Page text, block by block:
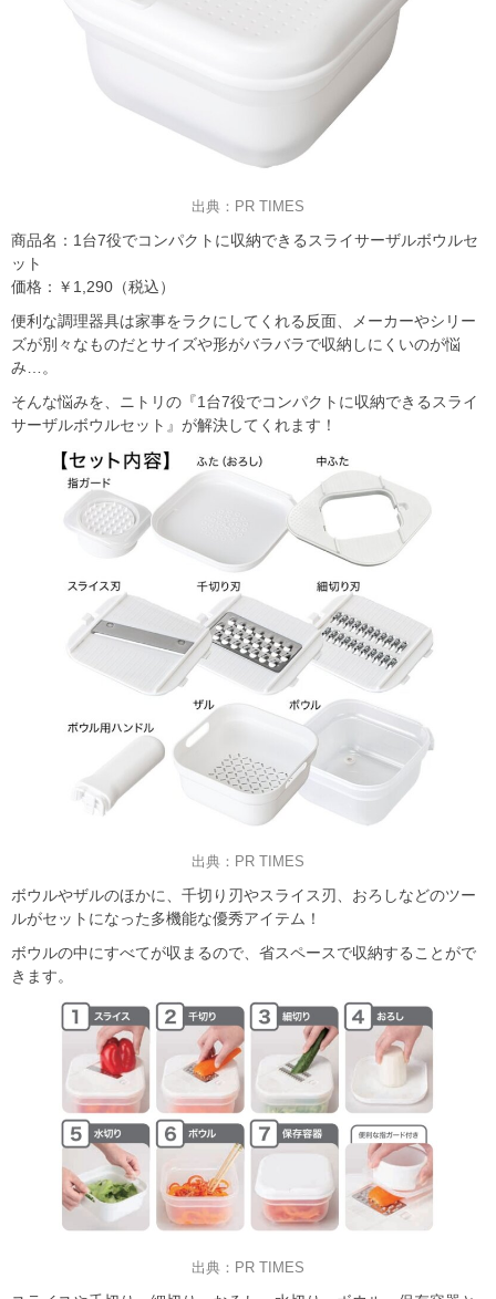
出典：PR TIMES
商品名：1台7役でコンパクトに収納できるスライサーザルボウルセ
ット
価格：￥1,290（税込）
便利な調理器具は家事をラクにしてくれる反面、メーカーやシリー
ズが別々なものだとサイズや形がバラバラで収納しにくいのが悩
み…。
そんな悩みを、ニトリの『1台7役でコンパクトに収納できるスライ
サーザルボウルセット』が解決してくれます！
出典：PR TIMES
ボウルやザルのほかに、千切り刃やスライス刃、おろしなどのツー
ルがセットになった多機能な優秀アイテム！
ボウルの中にすべてが収まるので、省スペースで収納することがで
きます。
出典：PR TIMES